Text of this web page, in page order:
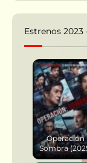
Estrenos 2023
Operación
Sombra